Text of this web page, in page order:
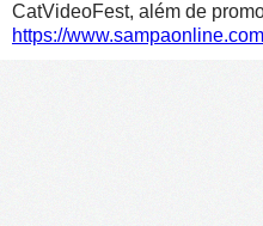
CatVideoFest, além de
https://